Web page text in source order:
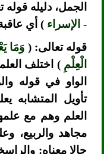
الجمل، دليله
- الإسراء ) أي
قوله تعالى: ( وَمَا
الْعِلْمِ) اختلف
الواو في قوله
تأويل المتشابه
العلم وهم مع
مجاهد والربيع،
حالا معناه: